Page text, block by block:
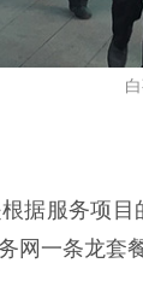
据服务项
网一条龙套